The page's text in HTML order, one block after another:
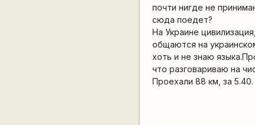
почти нигде не
сюда поедет?
На Украине
общаются на
хоть и не знаю
что разговариваю на
Проехали 88 км, за